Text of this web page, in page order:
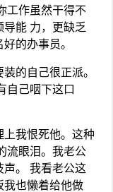
工作虽然干得不
能 力，更缺乏
的办事员。
的自己很正派。
自己咽下这口
我恨死他。这种
流眼泪。我老公
声。 我看老公这
我也懒着给他做